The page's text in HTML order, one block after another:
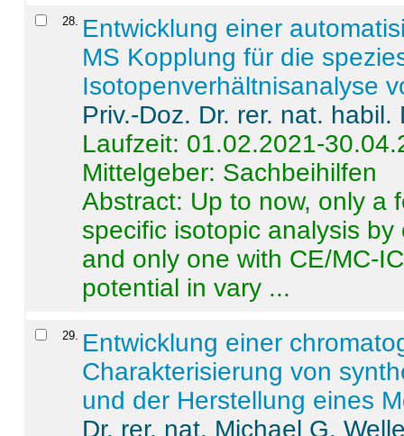
28. Entwicklung einer
MS Kopplung für die
Isotopenverhältnisanalyse
Priv.-Doz. Dr. rer. nat.
Laufzeit: 01.02.2021-
Mittelgeber: Sachbeihilfen
Abstract: Up to now, only a
specific isotopic analysis
and only one with CE/MC-
potential in vary ...
29. Entwicklung einer
Charakterisierung von
und der Herstellung eines
Dr. rer. nat. Michael G.